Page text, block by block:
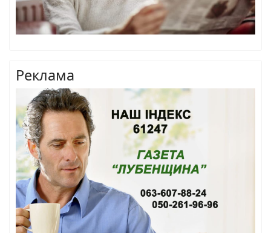
Реклама